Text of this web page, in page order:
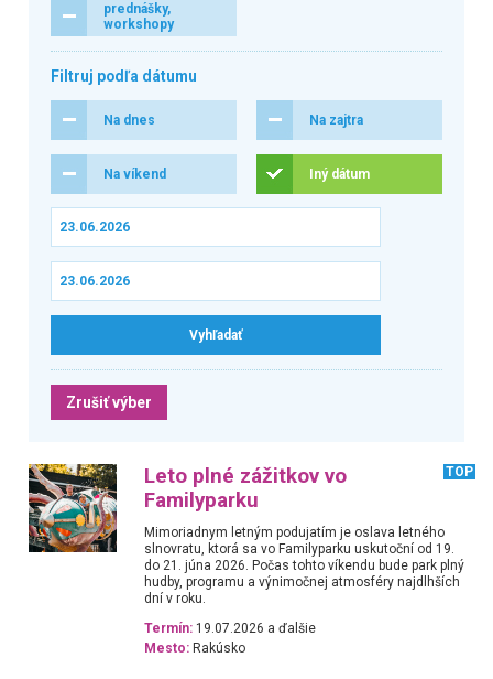
prednášky,
workshopy
Filtruj podľa dátumu
Na dnes Na zajtra
Na víkend Iný dátum
Zrušiť výber
Leto plné zážitkov vo
Familyparku
TOP
Mimoriadnym letným podujatím je oslava letného
slnovratu, ktorá sa vo Familyparku uskutoční od 19.
do 21. júna 2026. Počas tohto víkendu bude park plný
hudby, programu a výnimočnej atmosféry najdlhších
dní v roku.
Termín: 19.07.2026 a ďalšie
Mesto: Rakúsko